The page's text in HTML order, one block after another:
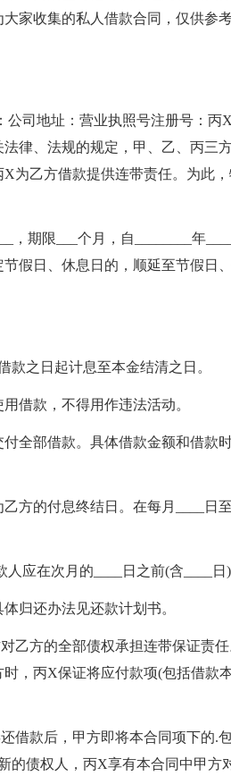
家收集的私人借款合同，仅供参
公司地址：营业执照号注册号：丙
律、法规的规定，甲、乙、丙三
为乙方借款提供连带责任。为此
期限___个月，自________年____
节假日、休息日的，顺延至节假日
之日起计息至本金结清之日。
借款，不得用作违法活动。
全部借款。具体借款金额和借款
方的付息终结日。在每月____日至
应在次月的____日之前(含____日
归还办法见还款计划书。
乙方的全部债权承担连带保证责
，丙X保证将应付款项(包括借款
借款后，甲方即将本合同项下的.
的债权人，丙X享有本合同中甲方